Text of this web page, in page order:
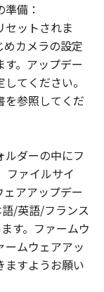
RIGHTS
item,' as
2.101
12.212
C.F.R.
1 through
the
set forth
Inc./30-2,
ku, Tokyo
備：
セットされま
カメラの設定
。アップデー
てください。
を参照してくだ
ルダーの中にフ
ファイルサイ
アアップデー
/英語/フランス
す。ファームウ
ームウェアアッ
ますようお願い